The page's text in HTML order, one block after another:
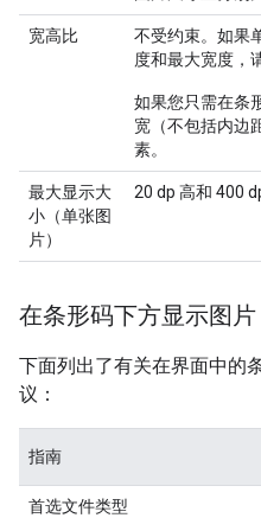
宽高比
不受约束。如果
度和最大宽度，
如果您只需在条
宽（不包括内边
素。
最大显示大
小（单张图
片）
20 dp 高和 400
在条形码下方显示图片
下面列出了有关在界面中的
议：
指南
首选文件类型